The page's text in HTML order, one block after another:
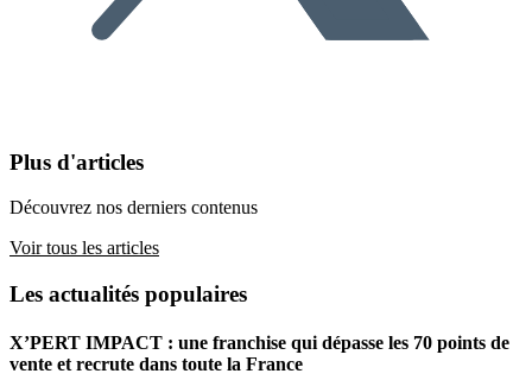
Plus d'articles
Découvrez nos derniers contenus
Voir tous les articles
Les actualités populaires
X’PERT IMPACT : une franchise qui dépasse les 70 points de
vente et recrute dans toute la France